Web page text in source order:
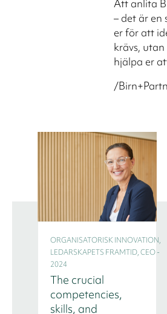
Att anlita
– det är
er för att
krävs,
hjälpa er
/
ORGANISATORISK INNOVATION,
LEDARSKAPETS FRAMTID, CEO -
2024
The crucial
competencies,
skills, and